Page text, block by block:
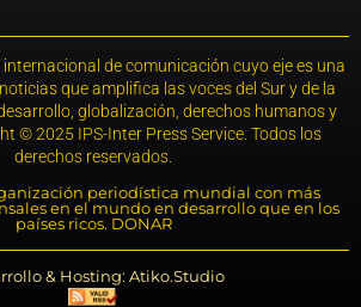
de comunicación cuyo eje es una
que amplifica las voces del Sur y de la
globalización, derechos humanos y
© 2025 IPS-Inter Press Service. Todos los
derechos reservados.
periodística mundial con más
en el mundo en desarrollo que en los
países ricos. DONAR
& Hosting: Atiko.Studio